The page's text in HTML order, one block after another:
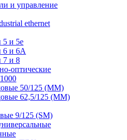
и управление
ethernet
5 и 5е
6 и 6A
7 и 8
оптические
50/125 (ММ)
62,5/125 (ММ)
9/125 (SM)